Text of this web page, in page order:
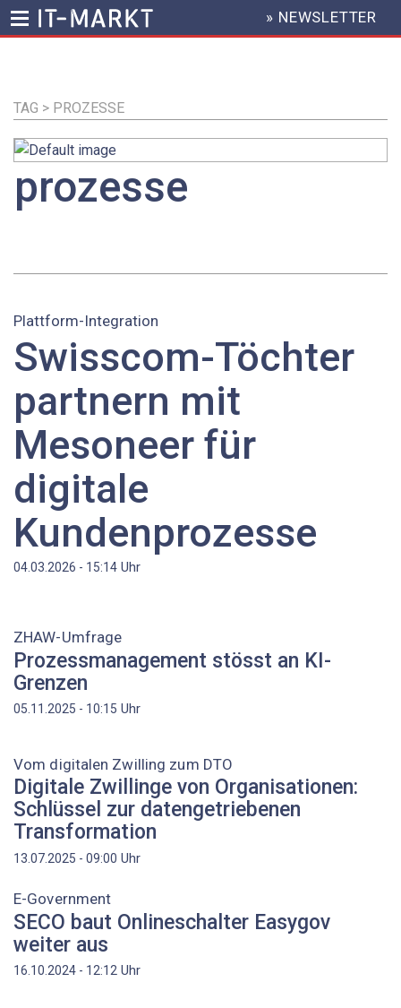
Inhalt
HEADER
MENU
» NEWSLETTER
TAG > PROZESSE
prozesse
Plattform-Integration
Swisscom-Töchter
partnern mit
Mesoneer für
digitale
Kundenprozesse
04.03.2026 - 15:14 Uhr
ZHAW-Umfrage
Prozessmanagement stösst an KI-
Grenzen
05.11.2025 - 10:15 Uhr
Vom digitalen Zwilling zum DTO
Digitale Zwillinge von Organisationen:
Schlüssel zur datengetriebenen
Transformation
13.07.2025 - 09:00 Uhr
E-Government
SECO baut Onlineschalter Easygov
weiter aus
16.10.2024 - 12:12 Uhr